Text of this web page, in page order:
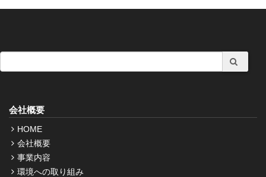
会社概要
HOME
会社概要
事業内容
環境への取り組み